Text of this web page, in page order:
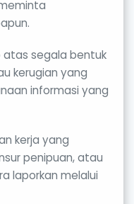
atas segala bentuk
kerugian yang
informasi yang
kerja yang
penipuan, atau
laporkan melalui